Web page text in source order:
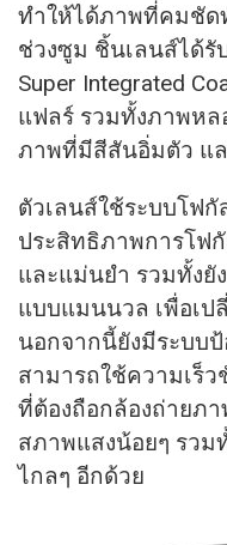
ทำให้ได้ภาพที่คมชัด
ช่วงซูม ชิ้นเลนส์ได้รั
Super Integrated
แฟลร์ รวมทั้งภาพหล
ภาพที่มีสีสันอิ่มตัว แ
ตัวเลนส์ใช้ระบบโฟกั
ประสิทธิภาพการโฟ
และแม่นยำ รวมทั้งยั
แบบแมนนวล เพื่อเป
นอกจากนี้ยังมีระบบ
สามารถใช้ความเร็
ที่ต้องถือกล้องถ่ายภ
สภาพแสงน้อยๆ รวม
ไกลๆ อีกด้วย